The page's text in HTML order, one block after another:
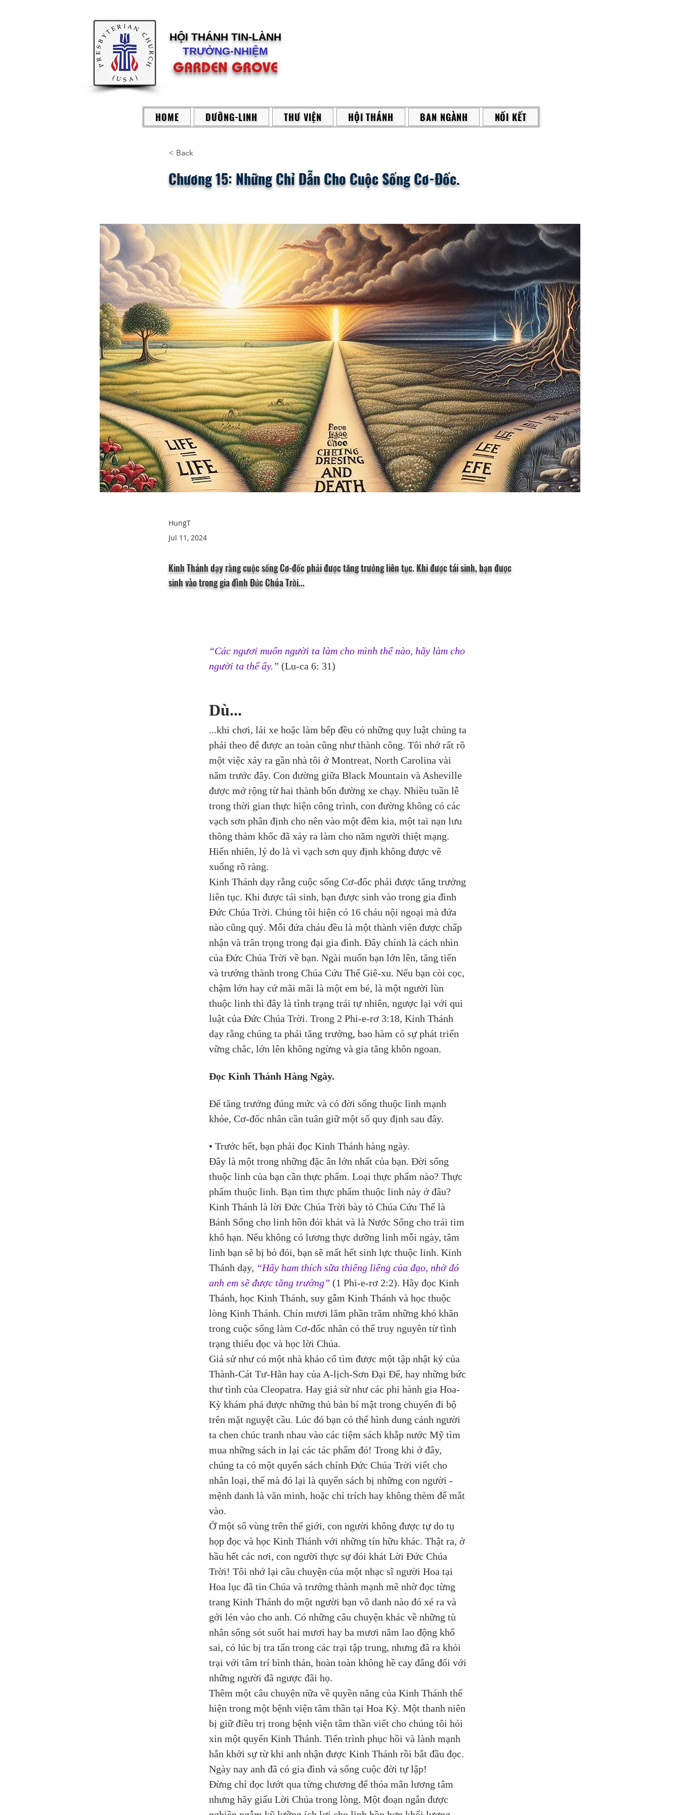
HỘI THÁNH TIN-LÀNH
TRƯỞNG-NHIỆM
GARDEN GROVE
HOME DƯỠNG-LINH THƯ VIỆN HỘI THÁNH BAN NGÀNH NỐI KẾT
< Back
Chương 15: Những Chỉ Dẫn Cho Cuộc Sống Cơ-Đốc.
HungT
Jul 11, 2024
Kinh Thánh dạy rằng cuộc sống Cơ-đốc phải được tăng trưởng liên tục. Khi được tái sinh, bạn được
sinh vào trong gia đình Đức Chúa Trời...
“Các ngươi muốn người ta làm cho mình thể nào, hãy làm cho
người ta thể ấy.” (Lu-ca 6: 31)
Dù...
...khi chơi, lái xe hoặc làm bếp đều có những quy luật chúng ta
phải theo để được an toàn cũng như thành công. Tôi nhớ rất rõ
một việc xảy ra gần nhà tôi ở Montreat, North Carolina vài
năm trước đây. Con đường giữa Black Mountain và Asheville
được mở rộng từ hai thành bốn đường xe chạy. Nhiều tuần lễ
trong thời gian thực hiện công trình, con đường không có các
vạch sơn phân định cho nên vào một đêm kia, một tai nạn lưu
thông thảm khốc đã xảy ra làm cho năm người thiệt mạng.
Hiển nhiên, lý do là vì vạch sơn quy định không được vẽ
xuống rõ ràng.
Kinh Thánh dạy rằng cuộc sống Cơ-đốc phải được tăng trưởng
liên tục. Khi được tái sinh, bạn được sinh vào trong gia đình
Đức Chúa Trời. Chúng tôi hiện có 16 cháu nội ngoại mà đứa
nào cũng quý. Mỗi đứa cháu đều là một thành viên được chấp
nhận và trân trọng trong đại gia đình. Đây chính là cách nhìn
của Đức Chúa Trời về bạn. Ngài muốn bạn lớn lên, tăng tiến
và trưởng thành trong Chúa Cứu Thế Giê-xu. Nếu bạn còi cọc,
chậm lớn hay cứ mãi mãi là một em bé, là một người lùn
thuộc linh thì đây là tình trạng trái tự nhiên, ngược lại với qui
luật của Đức Chúa Trời. Trong 2 Phi-e-rơ 3:18, Kinh Thánh
dạy rằng chúng ta phải tăng trưởng, bao hàm có sự phát triển
vững chắc, lớn lên không ngừng và gia tăng khôn ngoan.
Đọc Kinh Thánh Hàng Ngày.
Để tăng trưởng đúng mức và có đời sống thuộc linh mạnh
khỏe, Cơ-đốc nhân cần tuân giữ một số quy định sau đây.
• Trước hết, bạn phải đọc Kinh Thánh hàng ngày.
Đây là một trong những đặc ân lớn nhất của bạn. Đời sống
thuộc linh của bạn cần thực phẩm. Loại thực phẩm nào? Thực
phẩm thuộc linh. Bạn tìm thực phẩm thuộc linh này ở đâu?
Kinh Thánh là lời Đức Chúa Trời bày tỏ Chúa Cứu Thế là
Bánh Sống cho linh hồn đói khát và là Nước Sống cho trái tim
khô hạn. Nếu không có lương thực dưỡng linh mỗi ngày, tâm
linh bạn sẽ bị bỏ đói, bạn sẽ mất hết sinh lực thuộc linh. Kinh
Thánh dạy, “Hãy ham thích sữa thiêng liêng của đạo, nhờ đó
anh em sẽ được tăng trưởng” (1 Phi-e-rơ 2:2). Hãy đọc Kinh
Thánh, học Kinh Thánh, suy gẫm Kinh Thánh và học thuộc
lòng Kinh Thánh. Chín mươi lăm phần trăm những khó khăn
trong cuộc sống làm Cơ-đốc nhân có thể truy nguyên từ tình
trạng thiếu đọc và học lời Chúa.
Giả sử như có một nhà khảo cổ tìm được một tập nhật ký của
Thành-Cát Tư-Hãn hay của A-lịch-Sơn Đại Đế, hay những bức
thư tình của Cleopatra. Hay giả sử như các phi hành gia Hoa-
Kỳ khám phá được những thủ bản bí mật trong chuyến đi bộ
trên mặt nguyệt cầu. Lúc đó bạn có thể hình dung cảnh người
ta chen chúc tranh nhau vào các tiệm sách khắp nước Mỹ tìm
mua những sách in lại các tác phẩm đó! Trong khi ở đây,
chúng ta có một quyển sách chính Đức Chúa Trời viết cho
nhân loại, thế mà đó lại là quyển sách bị những con người -
mệnh danh là văn minh, hoặc chỉ trích hay không thèm để mắt
vào.
Ở một số vùng trên thế giới, con người không được tự do tụ
họp đọc và học Kinh Thánh với những tín hữu khác. Thật ra, ở
hầu hết các nơi, con người thực sự đói khát Lời Đức Chúa
Trời! Tôi nhớ lại câu chuyện của một nhạc sĩ người Hoa tại
Hoa lục đã tin Chúa và trưởng thành mạnh mẽ nhờ đọc từng
trang Kinh Thánh do một người bạn vô danh nào đó xé ra và
gởi lén vào cho anh. Có những câu chuyện khác về những tù
nhân sống sót suốt hai mươi hay ba mươi năm lao động khổ
sai, có lúc bị tra tấn trong các trại tập trung, nhưng đã ra khỏi
trại với tâm trí bình thản, hoàn toàn không hề cay đắng đối với
những người đã ngược đãi họ.
Thêm một câu chuyện nữa về quyền năng của Kinh Thánh thể
hiện trong một bệnh viện tâm thần tại Hoa Kỳ. Một thanh niên
bị giữ điều trị trong bệnh viện tâm thần viết cho chúng tôi hỏi
xin một quyển Kinh Thánh. Tiến trình phục hồi và lành mạnh
hẳn khởi sự từ khi anh nhận được Kinh Thánh rồi bắt đầu đọc.
Ngày nay anh đã có gia đình và sống cuộc đời tự lập!
Đừng chỉ đọc lướt qua từng chương để thỏa mãn lương tâm
nhưng hãy giấu Lời Chúa trong lòng. Một đoạn ngắn được